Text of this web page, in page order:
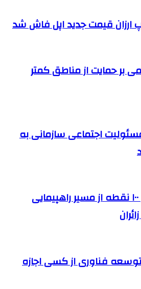
قیمت جدید اپل فاش شد
بر حمایت از مناطق کمتر
اجتماعی سازمانی به
اینترنت رایگان در ۱۰۰ نقطه از مسیر راهپیمایی
توسعه فناوری از کسی اجازه